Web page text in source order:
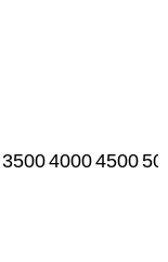
350040004500